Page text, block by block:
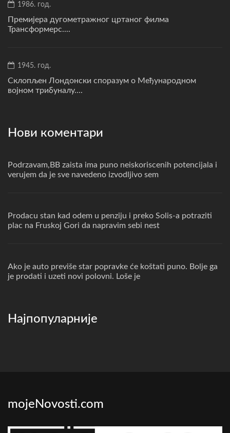
1986. год.
Премијера дугометражног цртаног филма
Трансформерс....
1945. год.
Склопљен Лондонски споразум о Међународном
војном трибуналу....
Нови коментари
Podrzavam,BB zaista ima puno neiskoriscenih potencijala i
verujem da je sve navedeno izvodljivo sem
Prodacu stan kad odem u penziju i preko Solis-a potraziti
plac na Fruskoj Gori da napravim sebi nest
Ako je auto previše star popravke će koštati puno. Bolje ga
je prodati i uzeti novi polovni. Loše je
Најпопуларније
mojeNovosti.com